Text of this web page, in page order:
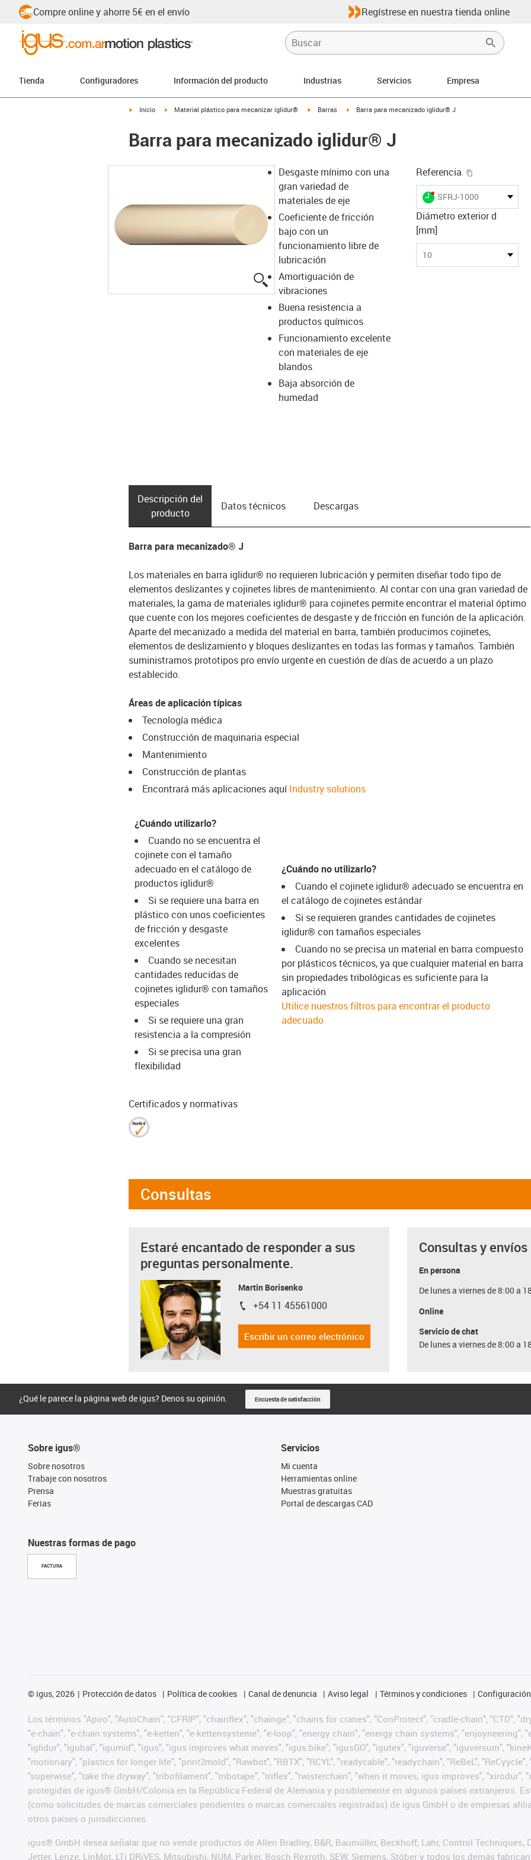
Compre online y ahorre 5€ en el envío Regístrese en nuestra tienda online
Tienda Configuradores Información del producto Industrias Servicios Empresa
igus-icon-arrow-right
Inicio igus-icon-arrow-right
Material plástico para mecanizar iglidur® igus-icon-arrow-right
Barras igus-icon-arrow-right
Barra para mecanizado iglidur® J
Barra para mecanizado iglidur® J
igus-icon-lupe
Desgaste mínimo con una
gran variedad de
materiales de eje
Coeficiente de fricción
bajo con un
funcionamiento libre de
lubricación
Amortiguación de
vibraciones
Buena resistencia a
productos químicos
Funcionamiento excelente
con materiales de eje
blandos
Baja absorción de
humedad
Referencia
igus-icon-lieferzeit-dot
SFRJ-1000
Diámetro exterior d
[mm]
10
Descripción del
producto
Datos técnicos Descargas
Barra para mecanizado® J
Los materiales en barra iglidur® no requieren lubricación y permiten diseñar todo tipo de
elementos deslizantes y cojinetes libres de mantenimiento. Al contar con una gran variedad de
materiales, la gama de materiales iglidur® para cojinetes permite encontrar el material óptimo
que cuente con los mejores coeficientes de desgaste y de fricción en función de la aplicación.
Aparte del mecanizado a medida del material en barra, también producimos cojinetes,
elementos de deslizamiento y bloques deslizantes en todas las formas y tamaños. También
suministramos prototipos pro envío urgente en cuestión de días de acuerdo a un plazo
establecido.
Áreas de aplicación típicas
Tecnología médica
Construcción de maquinaria especial
Mantenimiento
Construcción de plantas
Encontrará más aplicaciones aquíIndustry solutions
¿Cuándo utilizarlo?
Cuando no se encuentra el
cojinete con el tamaño
adecuado en el catálogo de
productos iglidur®
Si se requiere una barra en
plástico con unos coeficientes
de fricción y desgaste
excelentes
Cuando se necesitan
cantidades reducidas de
cojinetes iglidur® con tamaños
especiales
Si se requiere una gran
resistencia a la compresión
Si se precisa una gran
flexibilidad
¿Cuándo no utilizarlo?
Cuando el cojinete iglidur® adecuado se encuentra en
el catálogo de cojinetes estándar
Si se requieren grandes cantidades de cojinetes
iglidur® con tamaños especiales
Cuando no se precisa un material en barra compuesto
por plásticos técnicos, ya que cualquier material en barra
sin propiedades tribológicas es suficiente para la
aplicación
Utilice nuestros filtros para encontrar el producto
adecuado
Certificados y normativas
Consultas
Estaré encantado de responder a sus
preguntas personalmente.
Martin Borisenko
igus-icon-phone
+54 11 45561000
Escribir un correo electrónico
Consultas y envíos
En persona
De lunes a viernes de 8:00 a
Online
Servicio de chat
De lunes a viernes de 8:00 a
¿Qué le parece la página web de igus? Denos su opinión. Encuesta de satisfacción
Sobre igus®
Sobre nosotros
Trabaje con nosotros
Prensa
Ferias
Nuestras formas de pago
FACTURA
Servicios
Mi cuenta
Herramientas online
Muestras gratuitas
Portal de descargas CAD
© igus, 2026 Protección de datos Política de cookies Canal de denuncia Aviso legal Términos y condiciones
Los términos "Apiro", "AutoChain", "CFRIP", "chainflex", "chainge", "chains for cranes", "ConProtect", "cradle-chain", "CTD",
"e-chain", "e-chain systems", "e-ketten", "e-kettensysteme", "e-loop", "energy chain", "energy chain systems", "enjoyneering",
"iglidur", "igubal", "igumid", "igus", "igus improves what moves", "igus:bike", "igusGO", "igutex", "iguverse", "iguversum",
"motionary", "plastics for longer life", "print2mold", "Rawbot", "RBTX", "RCYL", "readycable", "readychain", "ReBeL",
"superwise", "take the dryway", "tribofilament", "tribotape", "triflex", "twisterchain", "when it moves, igus improves", "xirodur",
protegidas de igus® GmbH/Colonia en la República Federal de Alemania y posiblemente en algunos países extranjeros.
(como solicitudes de marcas comerciales pendientes o marcas comerciales registradas) de igus GmbH o de empresas
otros países o jurisdicciones.
igus® GmbH desea señalar que no vende productos de Allen Bradley, B&R, Baumüller, Beckhoff, Lahr, Control Techniques,
Jetter, Lenze, LinMot, LTi DRiVES, Mitsubishi, NUM, Parker, Bosch Rexroth, SEW, Siemens, Stöber y todos los demás